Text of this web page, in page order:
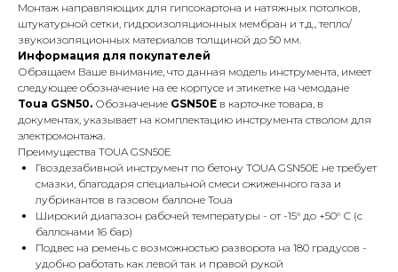
Монтаж направляющих для гипсокартона и натяжных потолков,
штукатурной сетки, гидроизоляционных мембран и т.д., тепло/
звукоизоляционных материалов толщиной до 50 мм.
Информация для покупателей
Обращаем Ваше внимание, что данная модель инструмента, имеет
следующее обозначение на ее корпусе и этикетке на чемодане
Toua GSN50. Обозначение GSN50E в карточке товара, в
документах, указывает на комплектацию инструмента стволом для
электромонтажа.
Преимущества TOUA GSN50Е
Гвоздезабивной инструмент по бетону TOUA GSN50Е не требует
смазки, благодаря специальной смеси сжиженного газа и
лубрикантов в газовом баллоне Toua
Широкий диапазон рабочей температуры - от -15° до +50° С (с
баллонами 16 бар)
Подвес на ремень с возможностью разворота на 180 градусов -
удобно работать как левой так и правой рукой